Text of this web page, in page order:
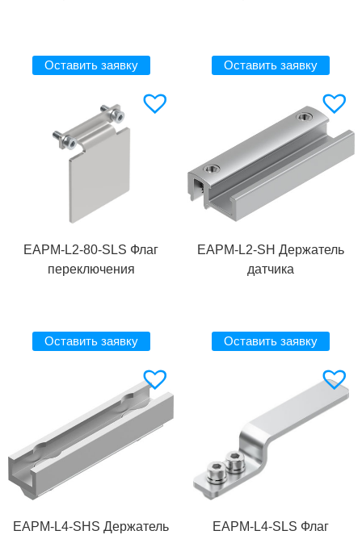
Оставить заявку Оставить заявку
EAPM-L2-80-SLS Флаг
переключения
Оставить заявку
EAPM-L2-SH Держатель
датчика
Оставить заявку
EAPM-L4-SHS Держатель
EAPM-L4-SLS Флаг